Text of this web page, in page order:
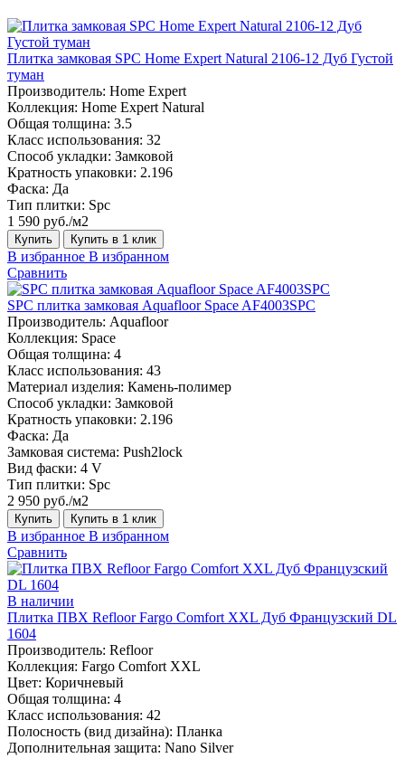
Плитка замковая SPC Home Expert Natural 2106-12 Дуб Густой
туман
Производитель: Home Expert
Коллекция: Home Expert Natural
Общая толщина: 3.5
Класс использования: 32
Способ укладки: Замковой
Кратность упаковки: 2.196
Фаска: Да
Тип плитки: Spc
1 590 руб./м2
Купить Купить в 1 клик
В избранное В избранном
Сравнить
SPC плитка замковая Aquafloor Space AF4003SPC
Производитель: Aquafloor
Коллекция: Space
Общая толщина: 4
Класс использования: 43
Материал изделия: Камень-полимер
Способ укладки: Замковой
Кратность упаковки: 2.196
Фаска: Да
Замковая система: Push2lock
Вид фаски: 4 V
Тип плитки: Spc
2 950 руб./м2
Купить Купить в 1 клик
В избранное В избранном
Сравнить
В наличии
Плитка ПВХ Refloor Fargo Comfort XXL Дуб Французский DL
1604
Производитель: Refloor
Коллекция: Fargo Comfort XXL
Цвет: Коричневый
Общая толщина: 4
Класс использования: 42
Полосность (вид дизайна): Планка
Дополнительная защита: Nano Silver